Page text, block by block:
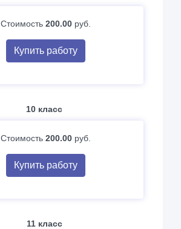
Стоимость 200.00руб.
Купить работу
10 класс
Стоимость 200.00руб.
Купить работу
11 класс